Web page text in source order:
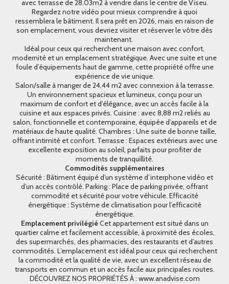
avec terrasse de 28.03m2 à vendre dans le centre de Viseu.
Regardez notre vidéo pour mieux comprendre à quoi
ressemblera le bâtiment. Il sera prêt en 2026, mais en raison de
son emplacement, vous devriez visiter et réserver le vôtre dès
maintenant.
Idéal pour ceux qui recherchent une maison avec confort,
modernité et un emplacement stratégique. Avec une suite et une
foule d’équipements haut de gamme, cette propriété offre une
expérience de vie unique.
Salon/salle à manger de 24,44 m2 avec connexion à la terrasse.
Un environnement spacieux et lumineux, conçu pour un
maximum de confort et d’élégance, avec un accès facile à la
cuisine et aux espaces privés. Cuisine : avec 8,88 m2 reliés au
salon, fonctionnelle et contemporaine, équipée d’appareils et de
matériaux de haute qualité. Chambres : Une suite de bonne taille,
offrant intimité et confort. Terrasse : Espaces extérieurs avec une
excellente exposition au soleil, parfaits pour profiter de
moments de tranquillité.
Commodités supplémentaires
Sécurité : Bâtiment équipé d’un système d’interphone vidéo et
d’un accès contrôlé. Parking : Place de parking privée, offrant
commodité et sécurité pour votre véhicule. Efficacité
énergétique : Système de climatisation pour l’efficacité
énergétique.
Emplacement privilégiéCet appartement est situé dans un
quartier calme et facilement accessible, à proximité des écoles,
des supermarchés, des pharmacies, des restaurants et d’autres
commodités. L’emplacement est idéal pour ceux qui recherchent
la commodité et la qualité de vie, avec un excellent réseau de
transports en commun et un accès facile aux principales routes.
DÉCOUVREZ NOS PROPRIÉTÉS À : www.anadvise.com